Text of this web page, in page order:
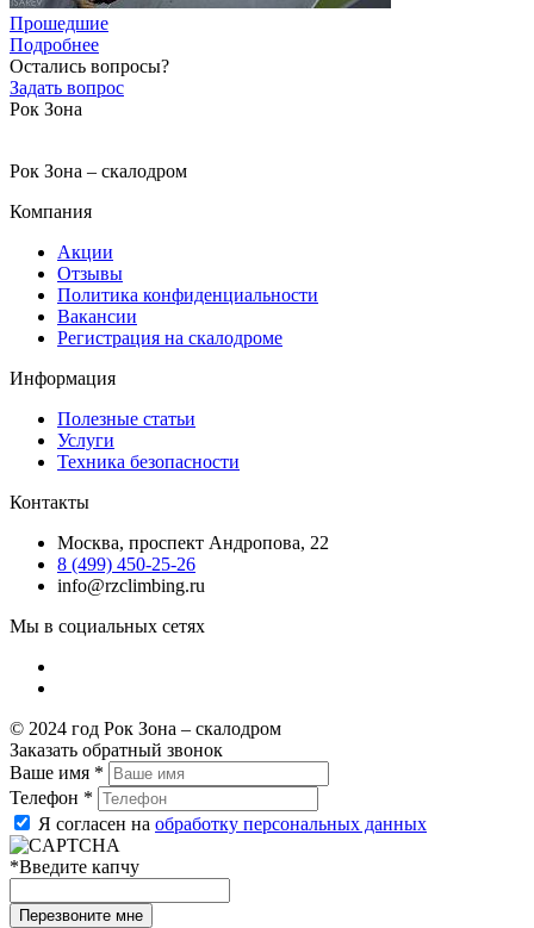
Прошедшие
Подробнее
Остались вопросы?
Задать вопрос
Рок Зона
Рок Зона – скалодром
Компания
Акции
Отзывы
Политика конфиденциальности
Вакансии
Регистрация на скалодроме
Информация
Полезные статьи
Услуги
Техника безопасности
Контакты
Москва, проспект Андропова, 22
8 (499) 450-25-26
info@rzclimbing.ru
Мы в социальных сетях
© 2024 год Рок Зона – скалодром
Заказать обратный звонок
Ваше имя *
Телефон *
Я согласен на обработку персональных данных
*Введите капчу